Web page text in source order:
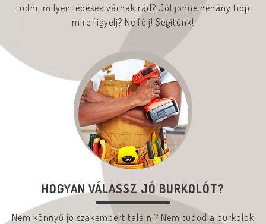
tudni, milyen lépések várnak rád? Jól jönne néhány tipp
mire figyelj? Ne félj! Segítünk!
HOGYAN VÁLASSZ JÓ BURKOLÓT?
Nem könnyű jó szakembert találni? Nem tudod a burkolók